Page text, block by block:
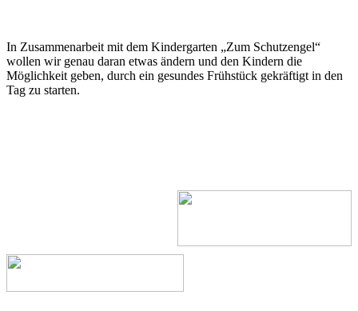
In Zusammenarbeit mit dem Kindergarten „Zum Schutzengel“
wollen wir genau daran etwas ändern und den Kindern die
Möglichkeit geben, durch ein gesundes Frühstück gekräftigt in den
Tag zu starten.